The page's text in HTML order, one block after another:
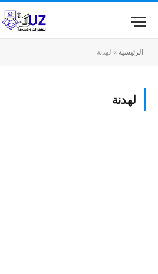
الرئيسية » لهدنة
لهدنة